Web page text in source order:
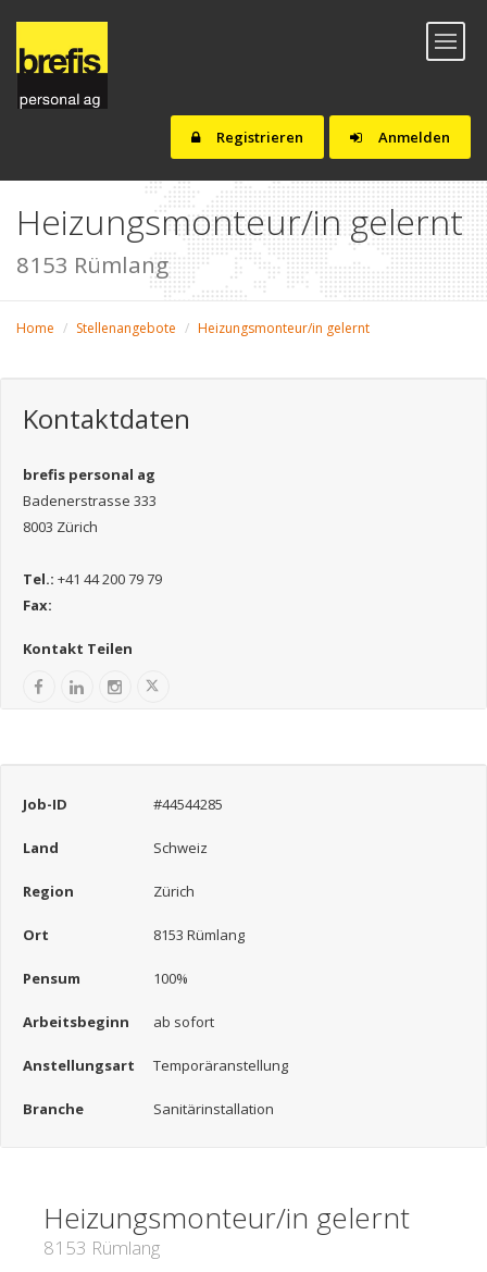
Anmelden
Registrieren
Toggle
Heizungsmonteur/in gelernt
8153 Rümlang
Home Stellenangebote Heizungsmonteur/in gelernt
Kontaktdaten
brefis personal ag
Badenerstrasse 333
8003 Zürich
Tel.: +41 44 200 79 79
Fax:
Kontakt Teilen
Job-ID #44544285
Land Schweiz
Region Zürich
Ort 8153 Rümlang
Pensum 100%
Arbeitsbeginn ab sofort
Anstellungsart Temporäranstellung
Branche Sanitärinstallation
Heizungsmonteur/in gelernt
8153 Rümlang